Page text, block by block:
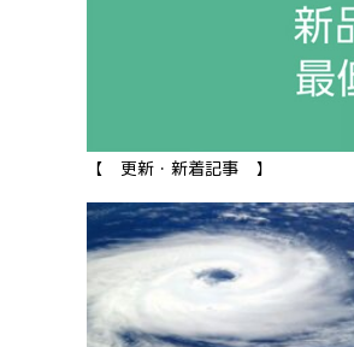
【 更新・新着記事 】